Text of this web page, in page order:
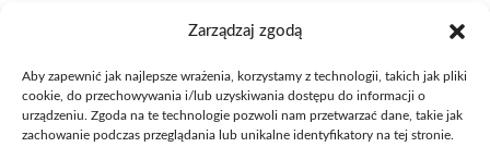
Zarządzaj zgodą
Aby zapewnić jak najlepsze wrażenia, korzystamy z technologii, takich jak pliki
cookie, do przechowywania i/lub uzyskiwania dostępu do informacji o
urządzeniu. Zgoda na te technologie pozwoli nam przetwarzać dane, takie jak
zachowanie podczas przeglądania lub unikalne identyfikatory na tej stronie.
Fundacja UAM ⓒ 2021